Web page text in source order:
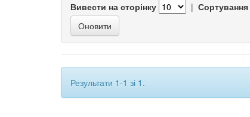
Вивести на сторінку | Сортування
Результати 1-1 зі 1.